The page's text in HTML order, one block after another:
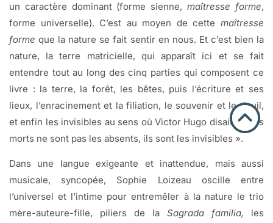
un caractère dominant (forme sienne,maîtresse forme,
forme universelle). C’est au moyen de cette maîtresse
forme que la nature se fait sentir en nous. Et c’est bien la
nature, la terre matricielle, qui apparaît ici et se fait
entendre tout au long des cinq parties qui composent ce
livre : la terre, la forêt, les bêtes, puis l’écriture et ses
lieux, l’enracinement et la filiation, le souvenir et le deuil,
et enfin les invisibles au sens où Victor Hugo disait : « Les
morts ne sont pas les absents, ils sont les invisibles ».
Dans une langue exigeante et inattendue, mais aussi
musicale, syncopée, Sophie Loizeau oscille entre
l’universel et l’intime pour entremêler à la nature le trio
mère-auteure-fille, piliers de la Sagrada familia, les